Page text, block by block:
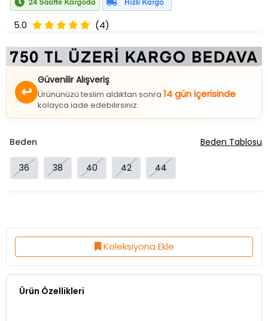
5.0 (4)
Güvenilir Alışveriş
Ürününüzü teslim aldıktan sonra
kolayca iade edebilirsiniz.
36
Koleksiyona Ekle
Ürün Özellikleri